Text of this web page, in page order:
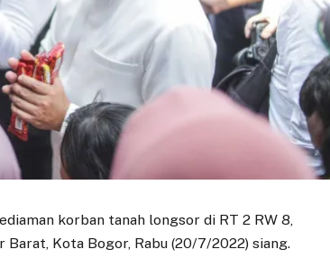
korban tanah longsor di RT 2 RW 8,
Barat, Kota Bogor, Rabu (20/7/2022) siang.